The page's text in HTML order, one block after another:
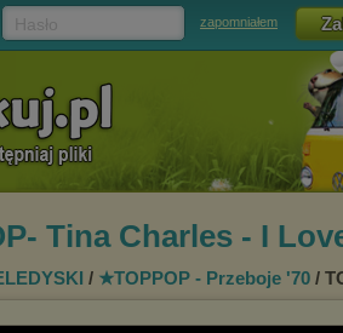
zapomniałem
Tina Charles - I
/ ★TOPPOP - Przeboje '70 /